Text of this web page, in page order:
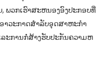
ພວກເຮົາສະຫນອງອົງປະກອບທີ່
ວະກາດສໍາລັບອຸດສາຫະກໍາ
ລະການກໍ່ສ້າງຮັບປະກັນຄວາມຫ